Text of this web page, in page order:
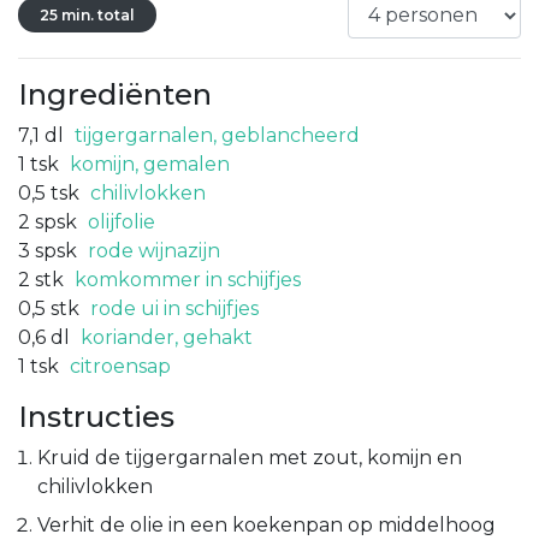
25 min. total
Ingrediënten
7,1 dl
tijgergarnalen, geblancheerd
1 tsk
komijn, gemalen
0,5 tsk chilivlokken
2 spsk olijfolie
3 spsk rode wijnazijn
2 stk
komkommer in schijfjes
0,5 stk rode ui in schijfjes
0,6 dl
koriander, gehakt
1 tsk citroensap
Instructies
Kruid de tijgergarnalen met zout, komijn en
chilivlokken
Verhit de olie in een koekenpan op middelhoog